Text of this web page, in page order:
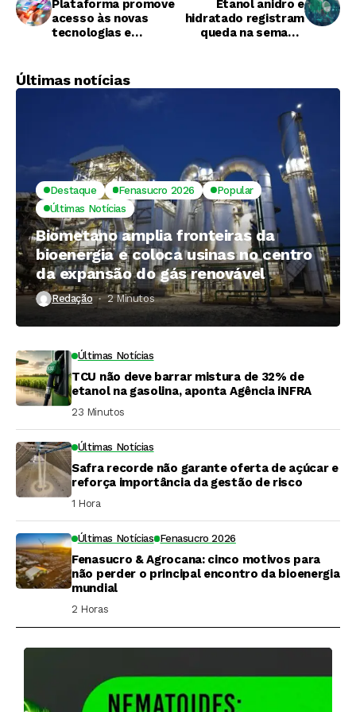
Plataforma promove
acesso às novas
tecnologias e
Etanol anidro e
hidratado registram
queda na semana;
Últimas notícias
Destaque Fenasucro 2026
Popular
Últimas Notícias
Biometano amplia fronteiras da
bioenergia e coloca usinas no centro
da expansão do gás renovável
Redação 2 Minutos ⁮
Últimas Notícias
TCU não deve barrar mistura de 32% de
etanol na gasolina, aponta Agência iNFRA
23 Minutos ⁮
Últimas Notícias
Safra recorde não garante oferta de açúcar e
reforça importância da gestão de risco
1 Hora ⁮
Últimas Notícias Fenasucro 2026
Fenasucro & Agrocana: cinco motivos para
não perder o principal encontro da bioenergia
mundial
2 Horas ⁮